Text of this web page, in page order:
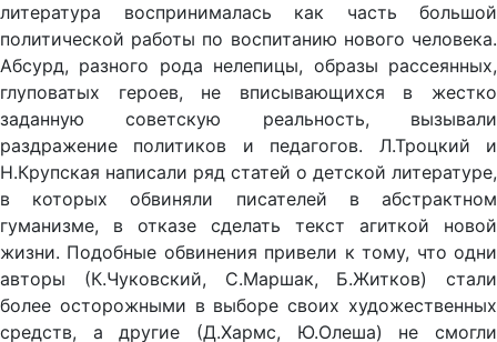
литература воспринималась как часть большой
политической работы по воспитанию нового человека.
Абсурд, разного рода нелепицы, образы рассеянных,
глуповатых героев, не вписывающихся в жестко
заданную советскую реальность, вызывали
раздражение политиков и педагогов. Л.Троцкий и
Н.Крупская написали ряд статей о детской литературе,
в которых обвиняли писателей в абстрактном
гуманизме, в отказе сделать текст агиткой новой
жизни. Подобные обвинения привели к тому, что одни
авторы (К.Чуковский, С.Маршак, Б.Житков) стали
более осторожными в выборе своих художественных
средств, а другие (Д.Хармс, Ю.Олеша) не смогли